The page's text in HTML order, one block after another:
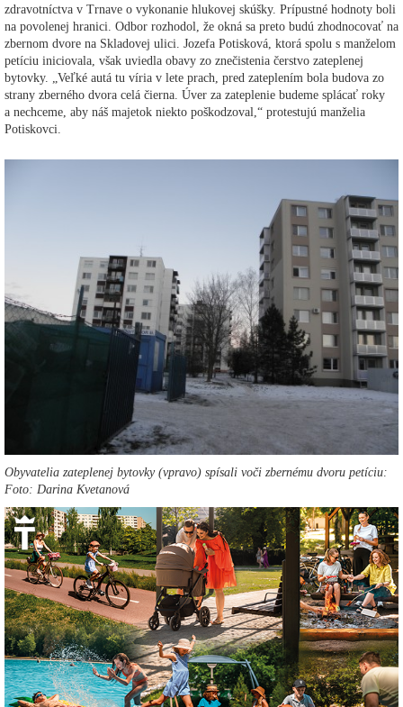
zdravotníctva v Trnave o vykonanie hlukovej skúšky. Prípustné hodnoty boli
na povolenej hranici. Odbor rozhodol, že okná sa preto budú zhodnocovať na
zbernom dvore na Skladovej ulici. Jozefa Potisková, ktorá spolu s manželom
petíciu iniciovala, však uviedla obavy zo znečistenia čerstvo zateplenej
bytovky. „Veľké autá tu víria v lete prach, pred zateplením bola budova zo
strany zberného dvora celá čierna. Úver za zateplenie budeme splácať roky
a nechceme, aby náš majetok niekto poškodzoval,“ protestujú manželia
Potiskovci.
Obyvatelia zateplenej bytovky (vpravo) spísali voči zbernému dvoru petíciu:
Foto: Darina Kvetanová